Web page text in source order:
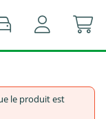
le produit est